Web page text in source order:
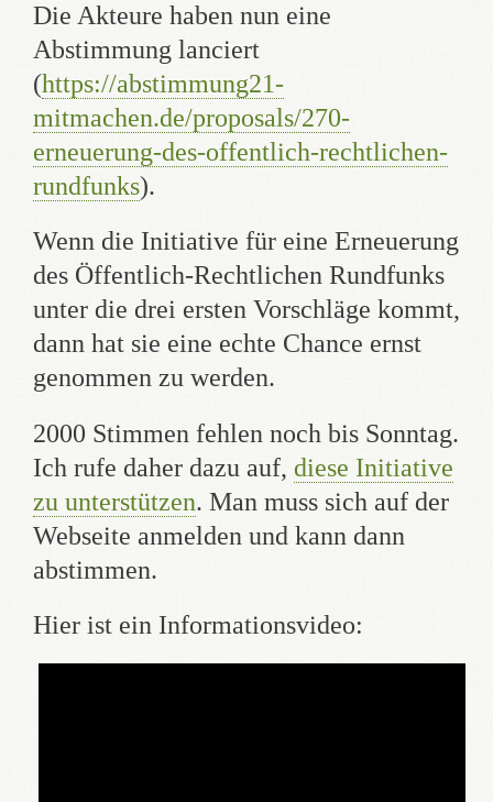
Die Akteure haben nun eine
Abstimmung lanciert
(https://abstimmung21-
mitmachen.de/proposals/270-
erneuerung-des-offentlich-rechtlichen-
rundfunks).
Wenn die Initiative für eine Erneuerung
des Öffentlich-Rechtlichen Rundfunks
unter die drei ersten Vorschläge kommt,
dann hat sie eine echte Chance ernst
genommen zu werden.
2000 Stimmen fehlen noch bis Sonntag.
Ich rufe daher dazu auf, diese Initiative
zu unterstützen. Man muss sich auf der
Webseite anmelden und kann dann
abstimmen.
Hier ist ein Informationsvideo: